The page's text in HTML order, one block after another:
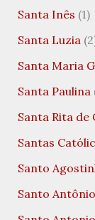
Santa Inês (1)
Santa Luzia
Santa Maria
Santa Paulina
Santa Rita de
Santas
Santo
Santo Antônio